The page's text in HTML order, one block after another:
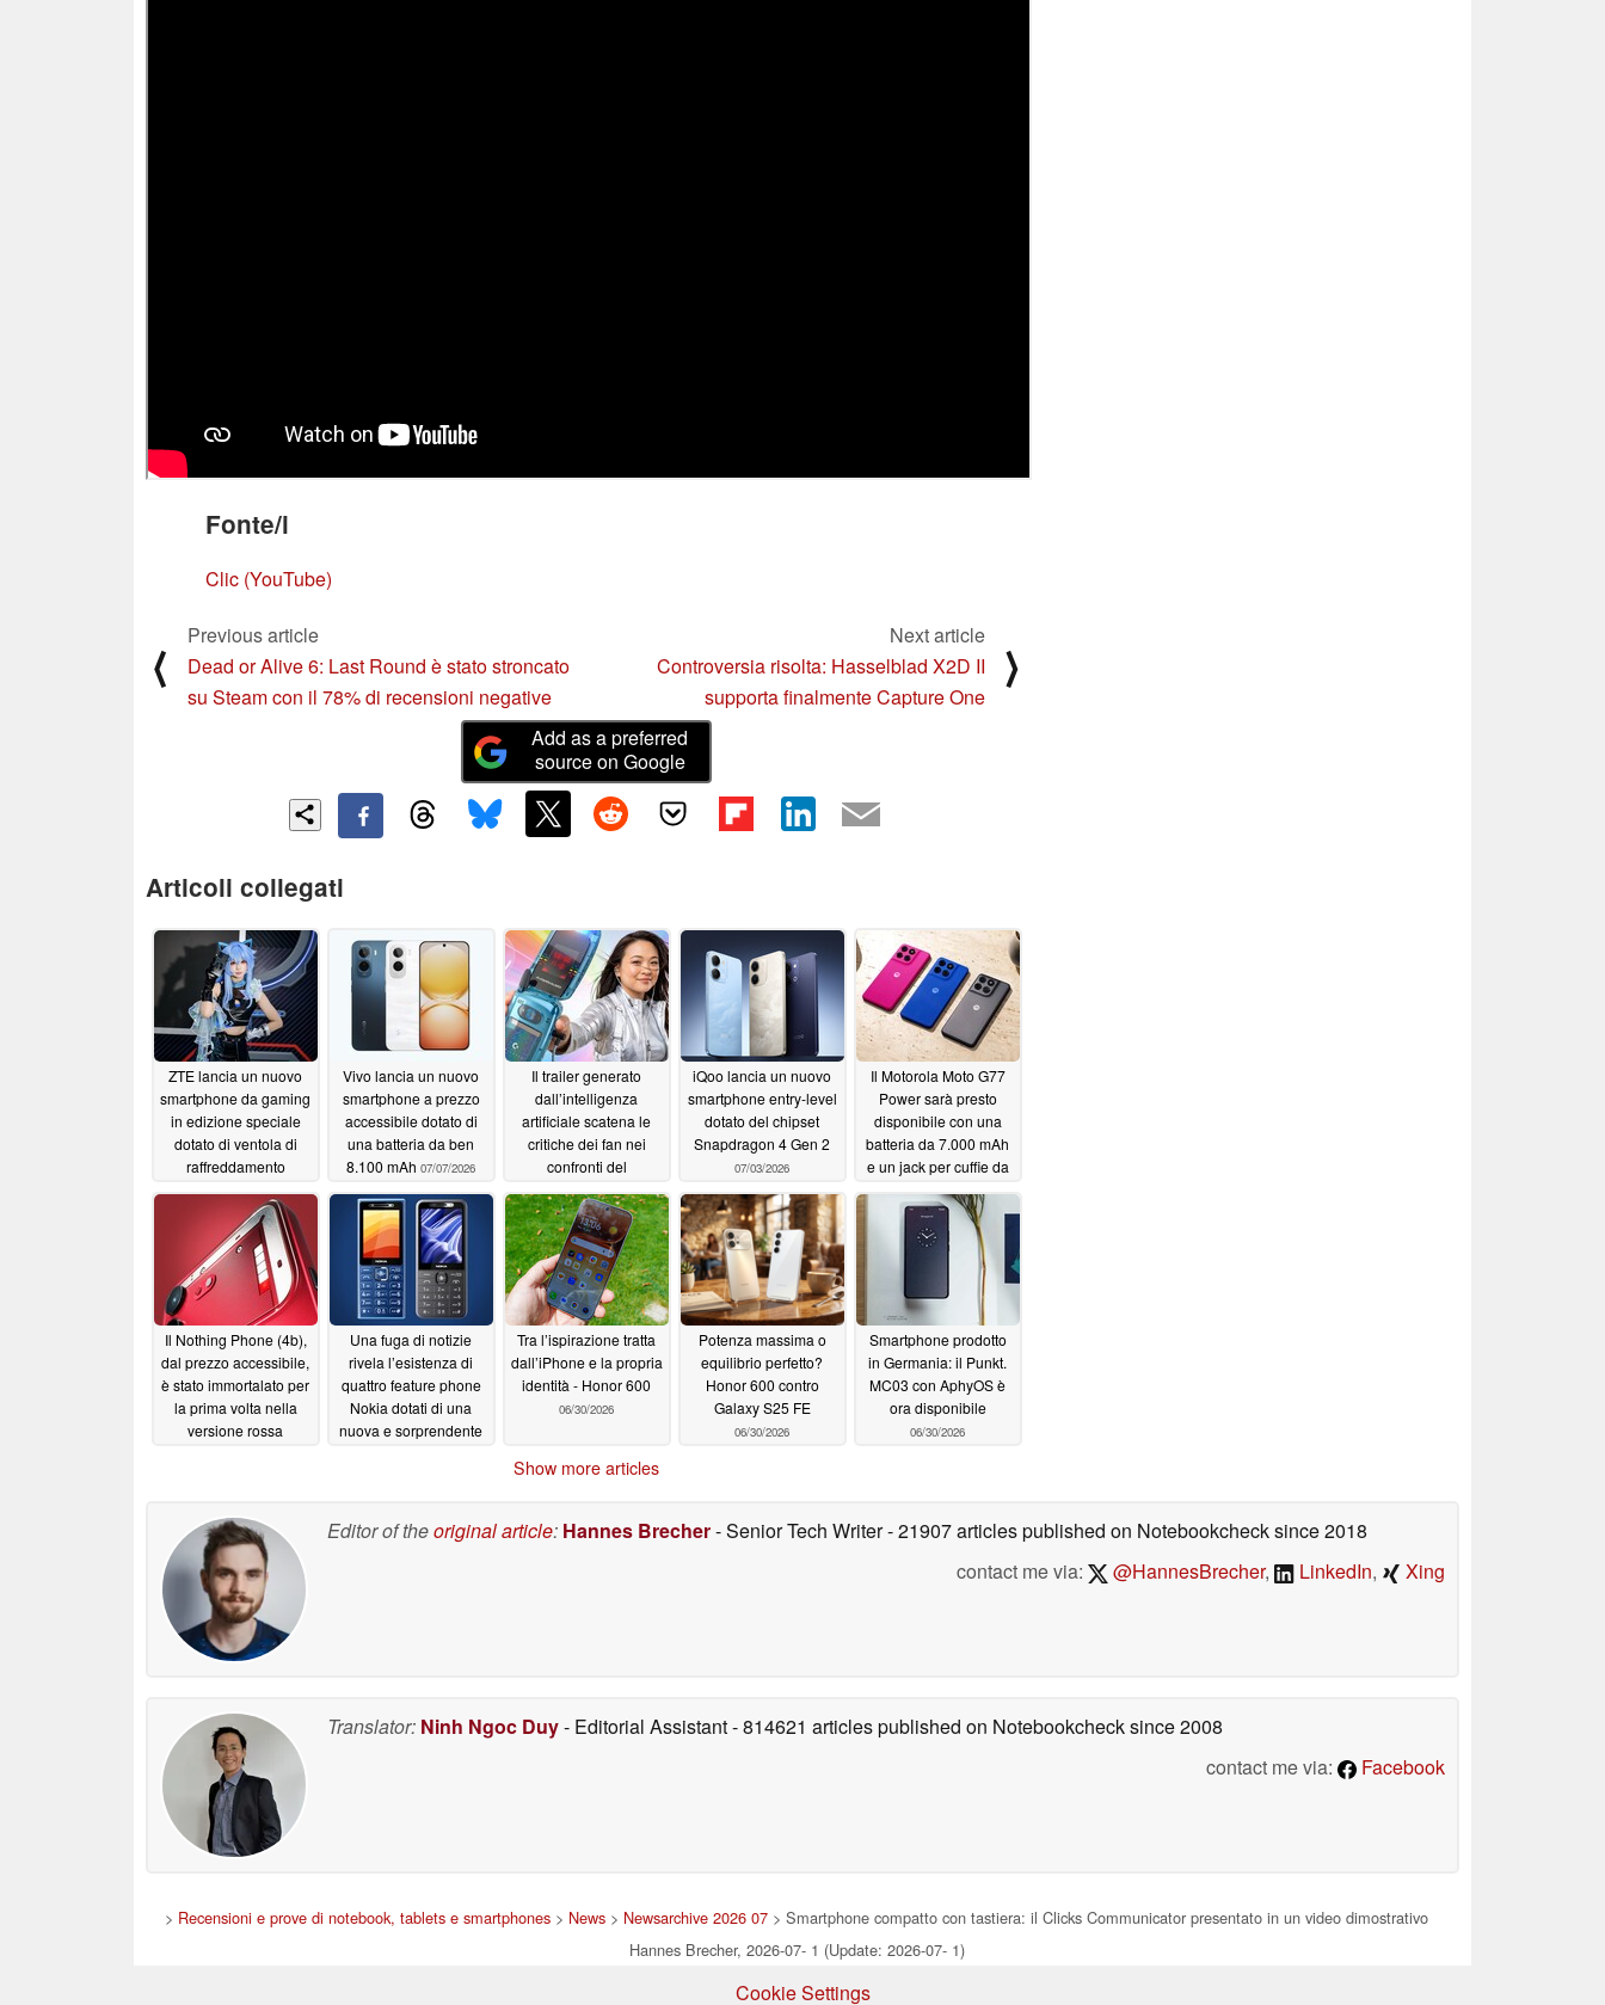
Fonte/i
Clic (YouTube)
⟨
Previous article
Dead or Alive 6: Last Round è stato stroncato
su Steam con il 78% di recensioni negative
Next article
Controversia risolta: Hasselblad X2D II
supporta finalmente Capture One
⟩
Add as a preferred
source on Google
Articoli collegati
ZTE lancia un nuovo
smartphone da gaming
in edizione speciale
dotato di ventola di
raffreddamento
07/13/2026
Vivo lancia un nuovo
smartphone a prezzo
accessibile dotato di
una batteria da ben
8.100 mAh 07/07/2026
Il trailer generato
dall’intelligenza
artificiale scatena le
critiche dei fan nei
confronti del
8020, proprio mentre
viene applicato un
taglio di prezzo
07/04/2026
iQoo lancia un nuovo
smartphone entry-level
dotato del chipset
Snapdragon 4 Gen 2
07/03/2026
Il Motorola Moto G77
Power sarà presto
disponibile con una
batteria da 7.000 mAh
e un jack per cuffie da
07/02/2026
Il Nothing Phone (4b),
dal prezzo accessibile,
è stato immortalato per
la prima volta nella
versione rossa
Una fuga di notizie
rivela l’esistenza di
quattro feature phone
Nokia dotati di una
nuova e sorprendente
Tra l’ispirazione tratta
dall’iPhone e la propria
identità - Honor 600
06/30/2026
Potenza massima o
equilibrio perfetto?
Honor 600 contro
Galaxy S25 FE
06/30/2026
Smartphone prodotto
in Germania: il Punkt.
MC03 con AphyOS è
ora disponibile
06/30/2026
Show more articles
Editor of theoriginal article: Hannes Brecher- Senior Tech Writer- 21907 articles published on Notebookchecksince 2018
contact me via:
@HannesBrecher, LinkedIn, Xing
Translator: Ninh Ngoc Duy- Editorial Assistant- 814621 articles published on Notebookchecksince 2008
contact me via:
Facebook
> Recensioni e prove di notebook, tablets e smartphones > News > Newsarchive 2026 07 > Smartphone compatto con tastiera: il Clicks Communicator presentato in un video dimostrativo
Hannes Brecher, 2026-07- 1 (Update: 2026-07- 1)
Cookie Settings